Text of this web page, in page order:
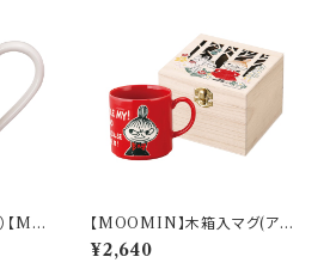
【M
【MOOMIN】木箱入マグ(アイ
ムリトルミイ)【MM16000】M
M16001-11H
¥2,640